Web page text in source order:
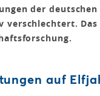
der
verschlechtert.
auf